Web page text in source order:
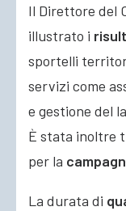
Il Direttore del
illustrato i
sportelli
servizi come
e gestione del
È stata inoltre
per la
La durata di